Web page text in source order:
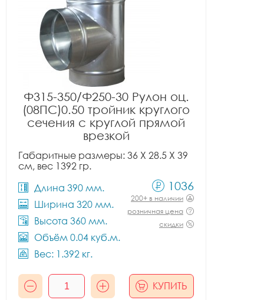
Ф315-350/Ф250-30 Рулон оц.
(08ПС)0.50 тройник круглого
сечения с круглой прямой
врезкой
Габаритные размеры: 36 X 28.5 X 39
см, вес 1392 гр.
Длина 390 мм.
Ширина 320 мм.
Высота 360 мм.
Объём 0.04 куб.м.
Вес: 1.392 кг.
1036
200+ в наличии
розничная цена
скидки
КУПИТЬ